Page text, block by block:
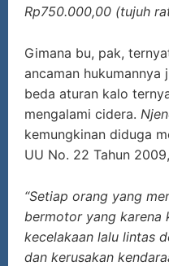
Rp750.000,00 (tujuh
Gimana bu, pak,
ancaman hukumannya
beda aturan kalo
mengalami cidera.
kemungkinan diduga
UU No. 22 Tahun
“Setiap orang yang
bermotor yang karena
kecelakaan lalu lintas
dan kerusakan